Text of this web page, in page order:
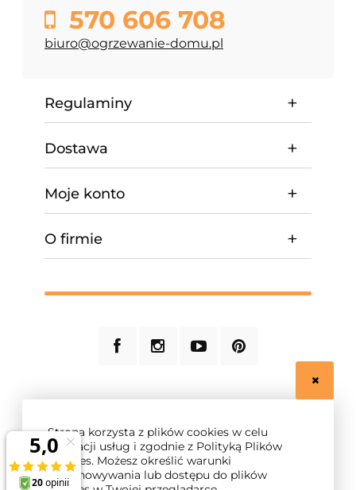
Strona korzysta z plików cookies w celu
realizacji usług i zgodnie z Polityką Plików
Cookies. Możesz określić warunki
przechowywania lub dostępu do plików
570 606 708
biuro@ogrzewanie-domu.pl
Regulaminy
Dostawa
Moje konto
O firmie
© 2026 ogrzewanie-domu.pl. Wszelkie prawa
Styl graficzny ShopGadget.pl
Sklep internetowy
Shoper.pl